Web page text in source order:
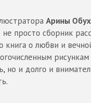
Арины Обух
просто сборник
книга о любви и
но и долго и